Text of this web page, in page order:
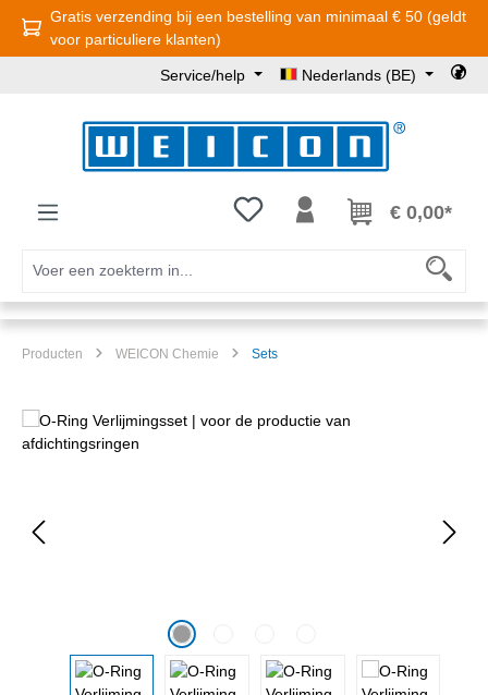
Ga naar de hoofdinhoud
Gratis verzending bij een bestelling van minimaal € 50 (geldt
voor particuliere klanten)
Service/help Nederlands (BE)
Je hebt 0 items op je€ 0,00*
Producten WEICON Chemie Sets
Afbeeldingengalerij overslaan